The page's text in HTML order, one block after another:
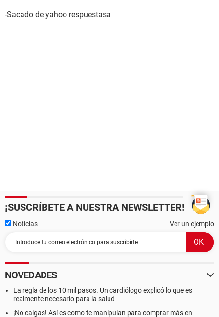
-Sacado de yahoo respuestasa
¡SUSCRÍBETE A NUESTRA NEWSLETTER!
Noticias Ver un ejemplo
NOVEDADES
La regla de los 10 mil pasos. Un cardiólogo explicó lo que es
realmente necesario para la salud
¡No caigas! Así es como te manipulan para comprar más en